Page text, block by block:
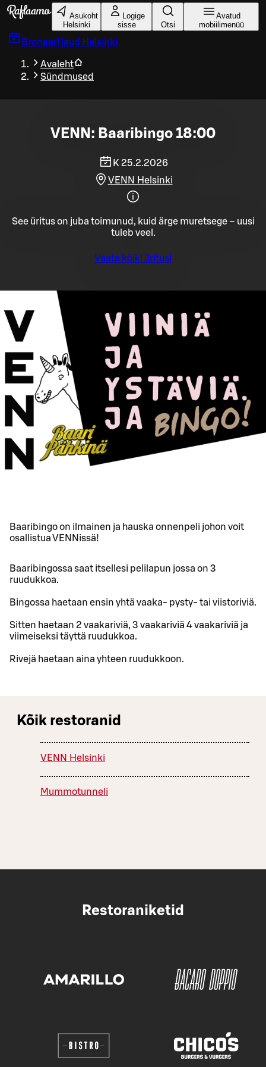
Liigu peamise sisu juurde
Asukoht
Helsinki
Logige
sisse
Otsi
Avatud
mobiilimenüü
Broneeri laud Helsinki
Avaleht
Sündmused
VENN: Baaribingo 18:00
K 25.2.2026
VENN Helsinki
See üritus on juba toimunud, kuid ärge muretsege – uusi
tuleb veel.
Vaata kõiki üritusi
Baaribingo on ilmainen ja hauska onnenpeli johon voit
osallistua VENNissä!
Baaribingossa saat itsellesi pelilapun jossa on 3
ruudukkoa.
Bingossa haetaan ensin yhtä vaaka- pysty- tai viistoriviä.
Sitten haetaan 2 vaakariviä, 3 vaakariviä 4 vaakariviä ja
viimeiseksi täyttä ruudukkoa.
Rivejä haetaan aina yhteen ruudukkoon.
Kõik restoranid
VENN Helsinki
Mummotunneli
Restoraniketid